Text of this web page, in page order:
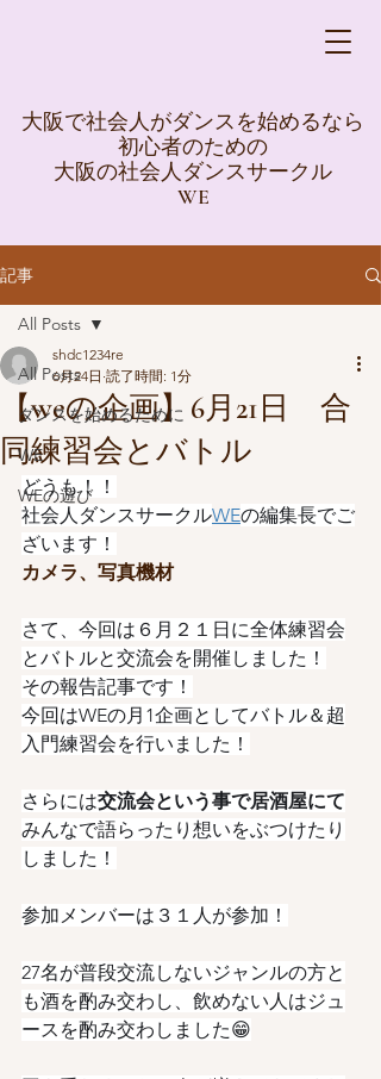
大阪で社会人がダンスを始めるなら
初心者のための
大阪の社会人ダンスサークル
WE
記事
All Posts
ダンスを始めるために
WE
WEの遊び
All Posts
【weの企画】6月21日 合
同練習会とバトル
shdc1234re
6月24日 読了時間: 1分
どうも！！
社会人ダンスサークルWEの編集長でご
ざいます！
カメラ、写真機材
さて、今回は６月２１日に全体練習会
とバトルと交流会を開催しました！
その報告記事です！
今回はWEの月1企画としてバトル＆超
入門練習会を行いました！
さらには交流会という事で居酒屋にて
みんなで語らったり想いをぶつけたり
しました！
参加メンバーは３１人が参加！
27名が普段交流しないジャンルの方と
も酒を酌み交わし、飲めない人はジュ
ースを酌み交わしました😁